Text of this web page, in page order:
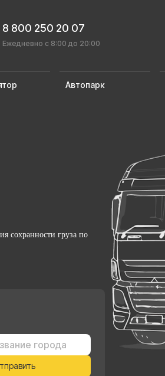
8 800 250 20 07
Ежедневно с 8:00 до 20:00
Автопарк
сохранности груза по